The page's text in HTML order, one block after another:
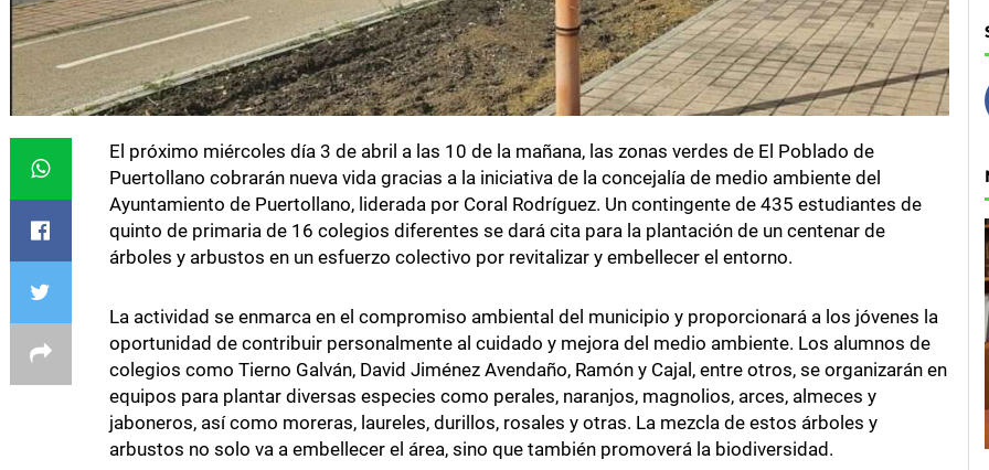
El próximo miércoles día 3 de abril a las 10 de la mañana, las zonas verdes de El Poblado de
Puertollano cobrarán nueva vida gracias a la iniciativa de la concejalía de medio ambiente del
Ayuntamiento de Puertollano, liderada por Coral Rodríguez. Un contingente de 435 estudiantes de
quinto de primaria de 16 colegios diferentes se dará cita para la plantación de un centenar de
árboles y arbustos en un esfuerzo colectivo por revitalizar y embellecer el entorno.
La actividad se enmarca en el compromiso ambiental del municipio y proporcionará a los jóvenes la
oportunidad de contribuir personalmente al cuidado y mejora del medio ambiente. Los alumnos de
colegios como Tierno Galván, David Jiménez Avendaño, Ramón y Cajal, entre otros, se organizarán en
equipos para plantar diversas especies como perales, naranjos, magnolios, arces, almeces y
jaboneros, así como moreras, laureles, durillos, rosales y otras. La mezcla de estos árboles y
arbustos no solo va a embellecer el área, sino que también promoverá la biodiversidad.